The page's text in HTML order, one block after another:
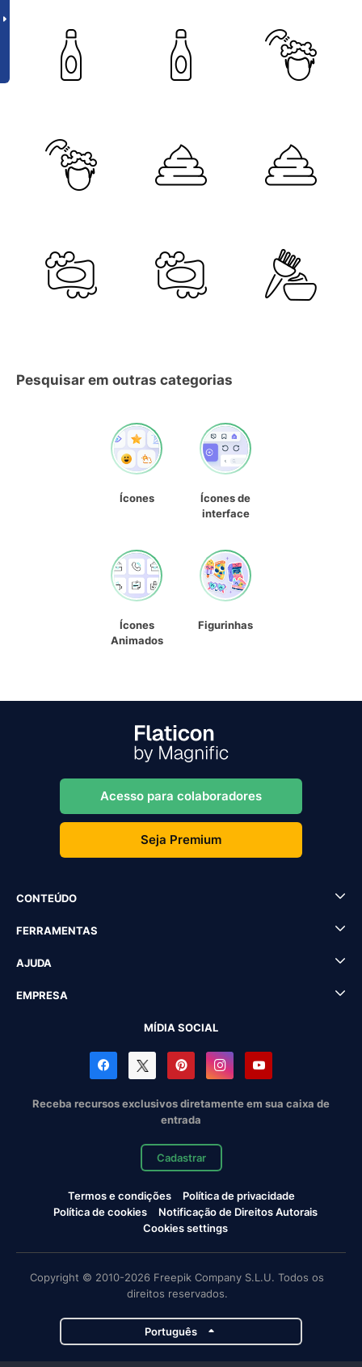
Pesquisar em outras categorias
Ícones
Ícones de
interface
Ícones
Animados
Figurinhas
Acesso para colaboradores
Seja Premium
CONTEÚDO
FERRAMENTAS
AJUDA
EMPRESA
MÍDIA SOCIAL
Receba recursos exclusivos diretamente em sua caixa de
entrada
Cadastrar
Termos e condições
Política de privacidade
Política de cookies
Notificação de Direitos Autorais
Cookies settings
Copyright © 2010-2026 Freepik Company S.L.U. Todos os
direitos reservados.
Português